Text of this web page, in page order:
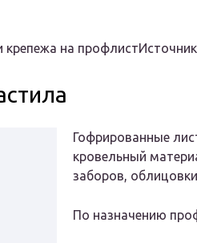
крепежа на
Гофрированные
кровельный
заборов,
По назначению